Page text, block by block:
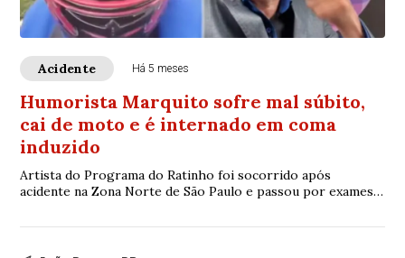
Acidente Há 5 meses
Humorista Marquito sofre mal súbito,
cai de moto e é internado em coma
induzido
Artista do Programa do Ratinho foi socorrido após
acidente na Zona Norte de São Paulo e passou por exames